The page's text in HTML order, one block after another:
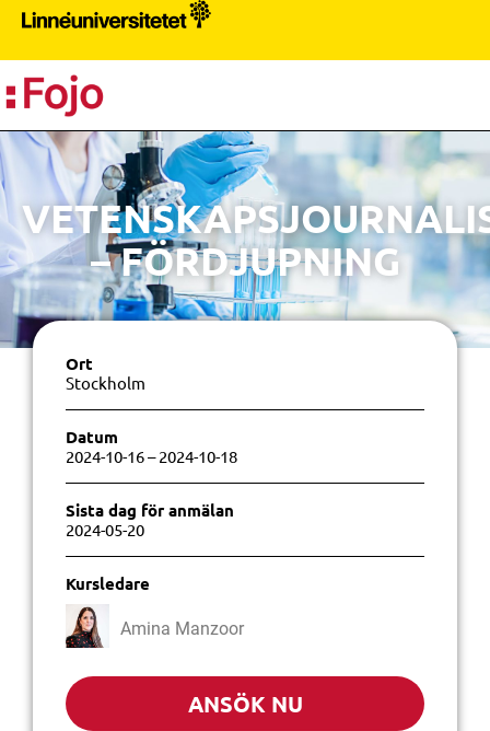
– FÖRDJUPNING
Ort
Stockholm
Datum
2024-10-16– 2024-10-18
Sista dag för anmälan
2024-05-20
Kursledare
Amina Manzoor
ANSÖK NU